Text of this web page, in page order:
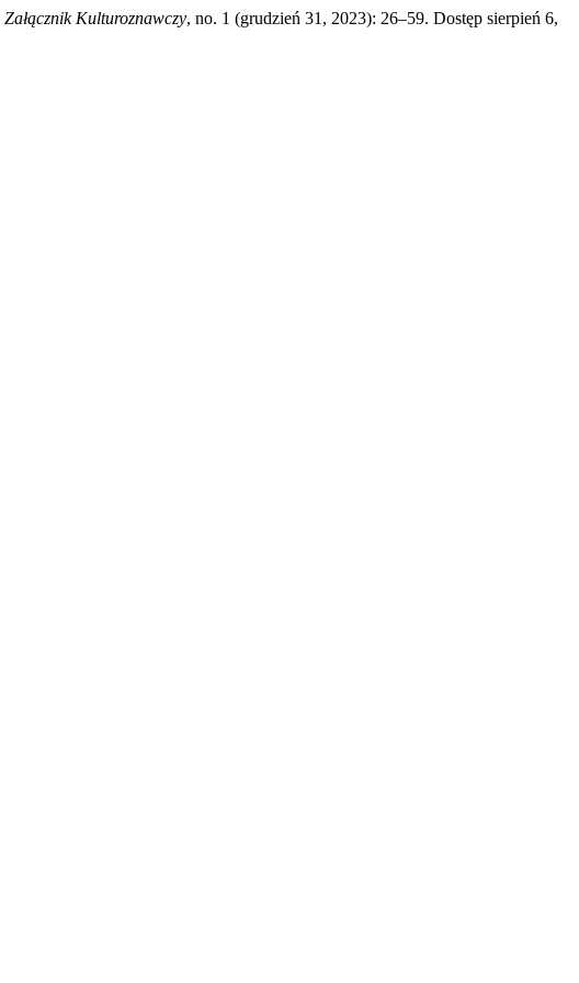
Załącznik Kulturoznawczy, no. 1 (grudzień 31, 2023): 26–59. Dostęp sierpień 6,